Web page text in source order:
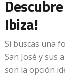
Ibiza!
Si buscas una
San José y sus
son la opción